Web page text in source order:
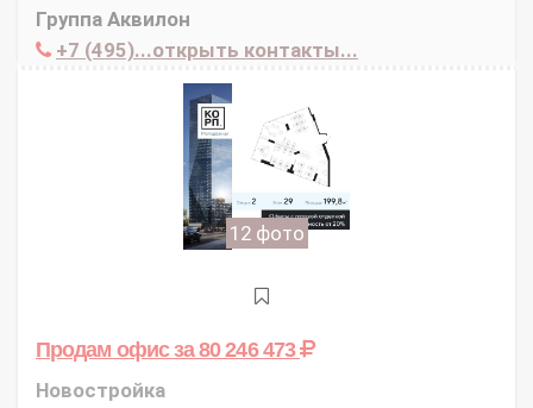
Группа Аквилон
+7 (495)...открыть контакты...
12 фото
Продам офисза 80 246 473
Новостройка